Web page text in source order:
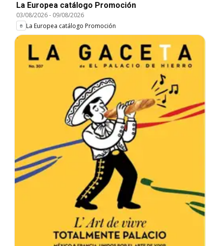
La Europea catálogo Promoción
03/08/2026- 09/08/2026
La Europea catálogo Promoción